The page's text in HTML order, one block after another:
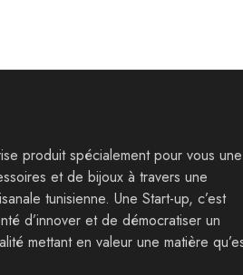
produit spécialement pour vous une
et de bijoux à travers une
tunisienne. Une Start-up, c’est
d’innover et de démocratiser un
mettant en valeur une matière